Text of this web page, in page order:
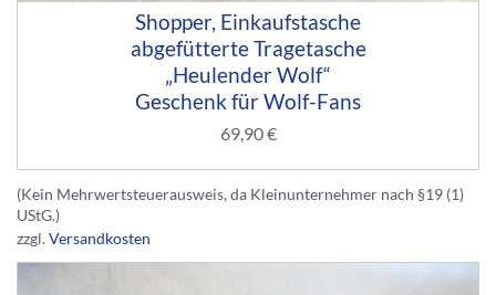
Shopper, Einkaufstasche
abgefütterte Tragetasche
„Heulender Wolf“
Geschenk für Wolf-Fans
69,90€
(Kein Mehrwertsteuerausweis, da Kleinunternehmer nach §19 (1)
UStG.)
zzgl.Versandkosten